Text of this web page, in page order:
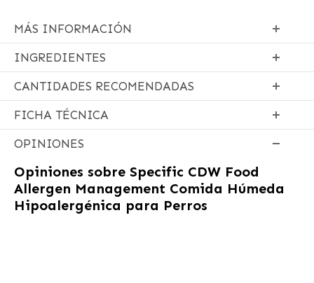
MÁS INFORMACIÓN
INGREDIENTES
CANTIDADES RECOMENDADAS
FICHA TÉCNICA
OPINIONES
Opiniones sobre Specific CDW Food
Allergen Management Comida Húmeda
Hipoalergénica para Perros